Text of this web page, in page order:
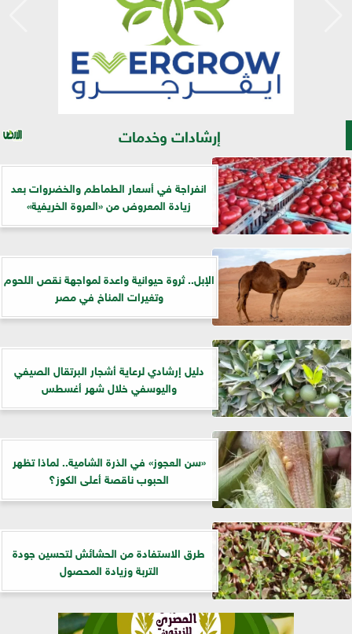
إرشادات وخدمات
انفراجة في أسعار الطماطم والخضروات بعد
زيادة المعروض من «العروة الخريفية»
الإبل.. ثروة حيوانية واعدة لمواجهة نقص اللحوم
وتغيرات المناخ في مصر
دليل إرشادي لرعاية أشجار البرتقال الصيفي
واليوسفي خلال شهر أغسطس
«سن العجوز» في الذرة الشامية.. لماذا تظهر
الحبوب ناقصة أعلى الكوز؟
طرق الاستفادة من الحشائش لتحسين جودة
التربة وزيادة المحصول